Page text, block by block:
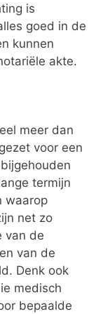
is
goed in de
kunnen
akte.
meer dan
voor een
termijn
waarop
net zo
van de
van de
Denk ook
medisch
bepaalde